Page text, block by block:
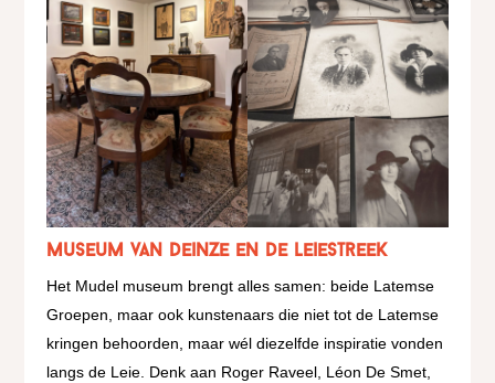
Museum van Deinze en de Leiestreek
Het Mudel museum brengt alles samen: beide Latemse
Groepen, maar ook kunstenaars die niet tot de Latemse
kringen behoorden, maar wél diezelfde inspiratie vonden
langs de Leie. Denk aan Roger Raveel, Léon De Smet,